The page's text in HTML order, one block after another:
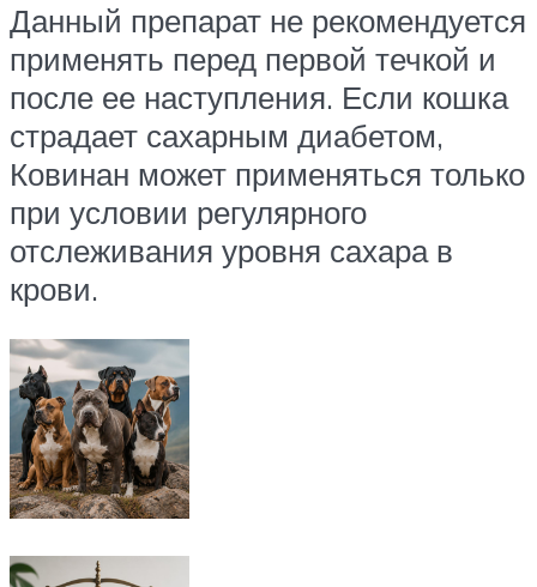
Данный препарат не рекомендуется
применять перед первой течкой и
после ее наступления. Если кошка
страдает сахарным диабетом,
Ковинан может применяться только
при условии регулярного
отслеживания уровня сахара в
крови.